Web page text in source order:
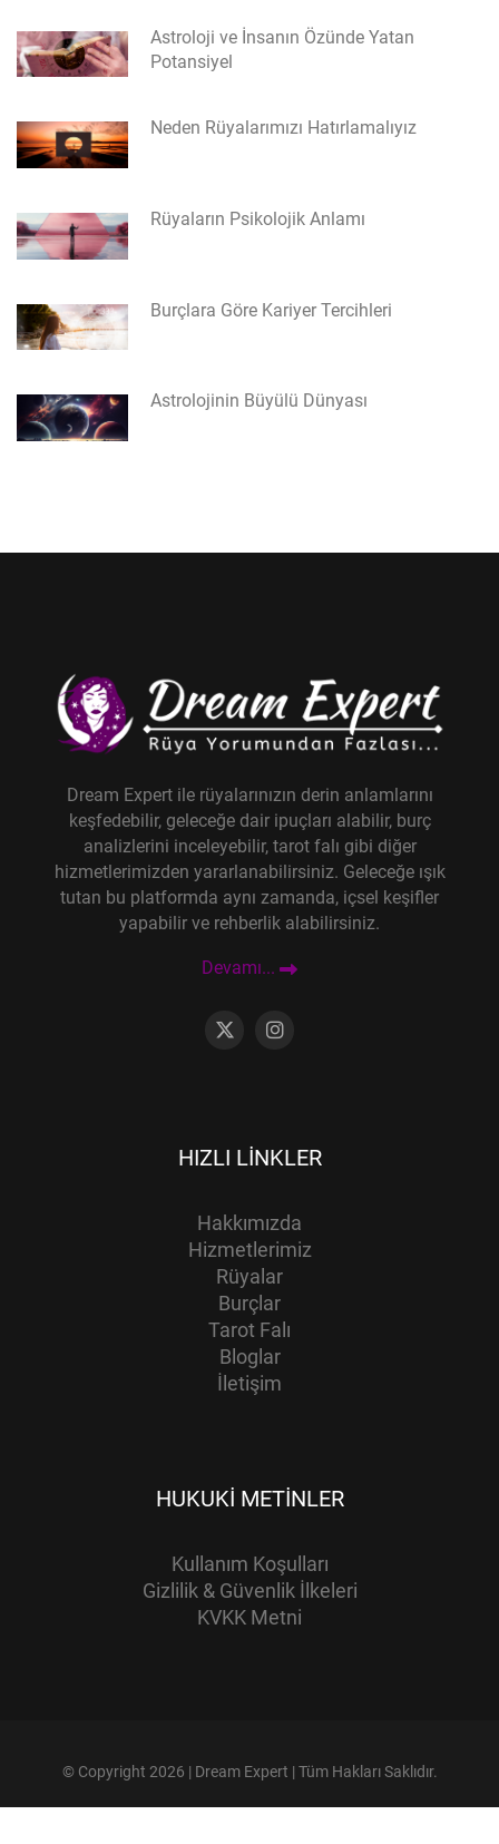
Astroloji ve İnsanın Özünde Yatan
Potansiyel
Neden Rüyalarımızı Hatırlamalıyız
Rüyaların Psikolojik Anlamı
Burçlara Göre Kariyer Tercihleri
Astrolojinin Büyülü Dünyası
Dream Expert ile rüyalarınızın derin anlamlarını
keşfedebilir, geleceğe dair ipuçları alabilir, burç
analizlerini inceleyebilir, tarot falı gibi diğer
hizmetlerimizden yararlanabilirsiniz. Geleceğe ışık
tutan bu platformda aynı zamanda, içsel keşifler
yapabilir ve rehberlik alabilirsiniz.
Devamı...
HIZLI LINKLER
Hakkımızda
Hizmetlerimiz
Rüyalar
Burçlar
Tarot Falı
Bloglar
İletişim
HUKUKI METINLER
Kullanım Koşulları
Gizlilik & Güvenlik İlkeleri
KVKK Metni
© Copyright 2026 | Dream Expert | Tüm Hakları Saklıdır.